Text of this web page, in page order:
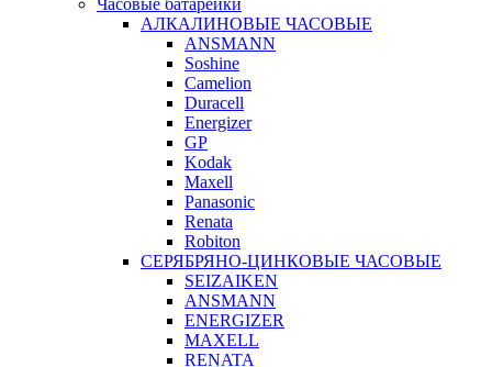
Часовые батарейки
АЛКАЛИНОВЫЕ ЧАСОВЫЕ
ANSMANN
Soshine
Camelion
Duracell
Energizer
GP
Kodak
Maxell
Panasonic
Renata
Robiton
СЕРЯБРЯНО-ЦИНКОВЫЕ ЧАСОВЫЕ
SEIZAIKEN
ANSMANN
ENERGIZER
MAXELL
RENATA